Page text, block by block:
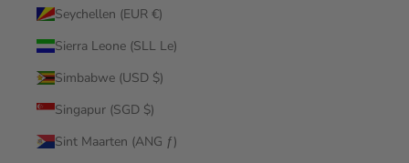
Seychellen (EUR €)
Sierra Leone (SLL Le)
Simbabwe (USD $)
Singapur (SGD $)
Sint Maarten (ANG ƒ)